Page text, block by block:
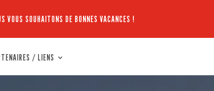
VOUS SOUHAITONS DE BONNES VACANCES !
/ LIENS